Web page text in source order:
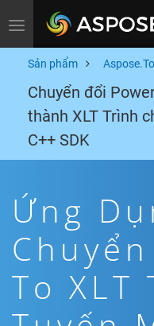
Toggle navigation
Sản phẩm
Chuyển đổi
thành XLT Trình
C++ SDK
Ứng
To XLT